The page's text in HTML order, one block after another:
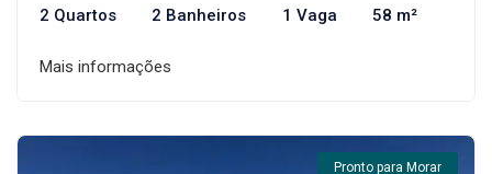
2 Quartos 2 Banheiros 1 Vaga 58 m²
Mais informações
Pronto para Morar